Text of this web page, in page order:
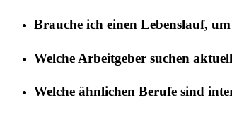
Brauche ich einen Lebenslauf,
Welche Arbeitgeber suchen aktuell
Welche ähnlichen Berufe sind